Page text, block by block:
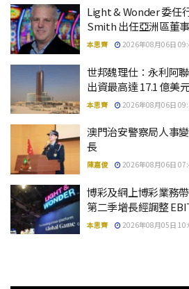
Light & Wonder 委任
Smith 出任亞洲區董
本思齊 2026年08月06日
世邦魏理仕：永利阿
出資最高達 17.1 億美
本思齊 2026年08月06日
澳門治安警察局人事
長
陳嘉俊 2026年08月06日
博彩及網上博彩業務
第二季增長經調整
本思齊 2026年08月05日